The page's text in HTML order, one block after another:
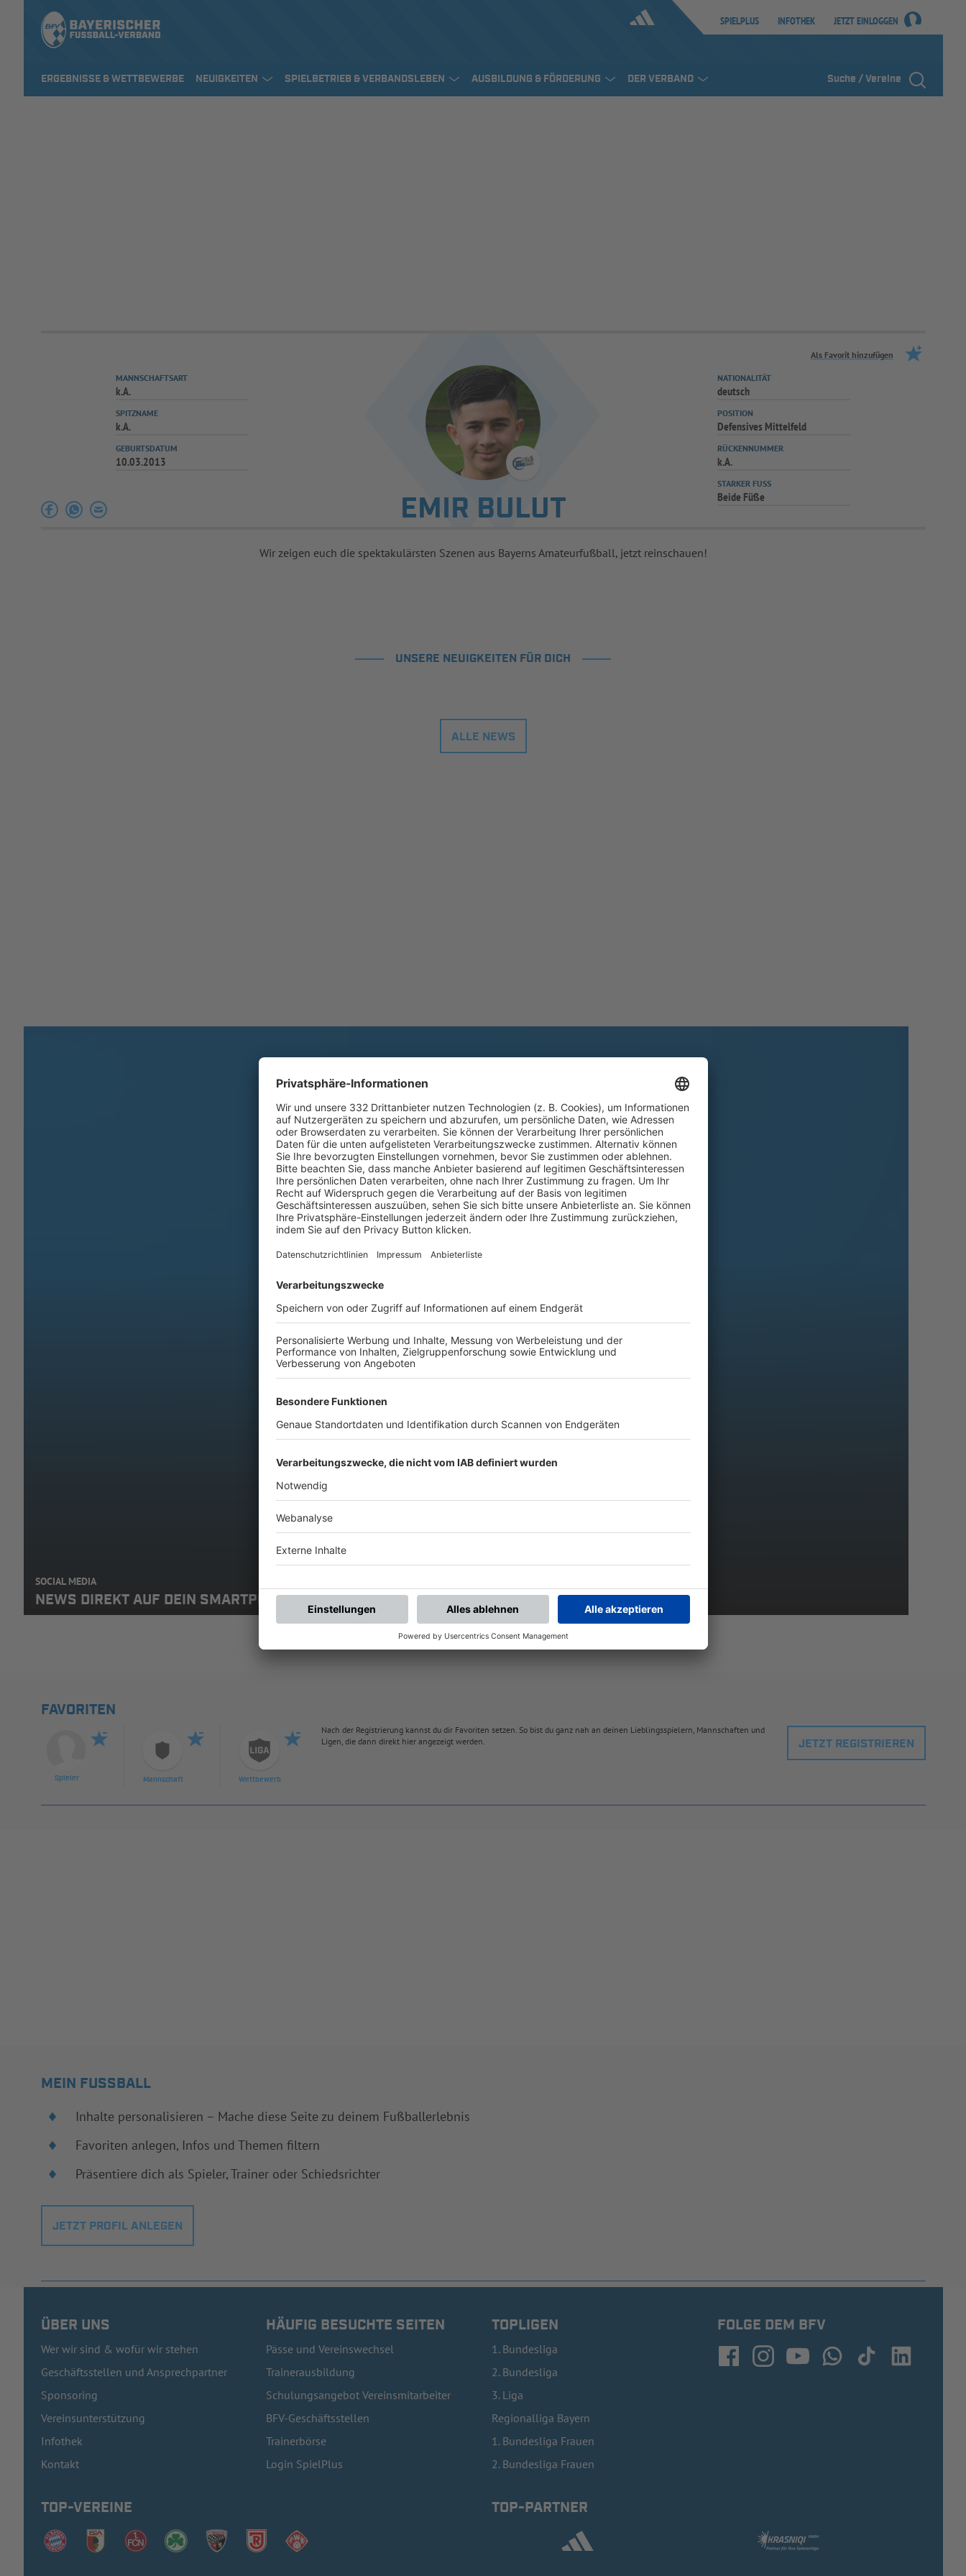
SPIELPLUS INFOTHEK JETZT EINLOGGEN
ERGEBNISSE & WETTBEWERBE NEUIGKEITEN SPIELBETRIEB & VERBANDSLEBEN AUSBILDUNG & FÖRDERUNG DER VERBAND Suche / Vereine
Als Favorit hinzufügen
EMIR BULUT
MANNSCHAFTSART
k.A.
SPITZNAME
k.A.
GEBURTSDATUM
10.03.2013
NATIONALITÄT
deutsch
POSITION
Defensives Mittelfeld
RÜCKENNUMMER
k.A.
STARKER FUSS
Beide Füße
Wir zeigen euch die spektakulärsten Szenen aus Bayerns Amateurfußball, jetzt reinschauen!
UNSERE NEUIGKEITEN FÜR DICH
ALLE NEWS
SOCIAL MEDIA
NEWS DIREKT AUF DEIN SMARTPHONE: ABONNIERE DEN BFV-WHATSAPP-KANAL!
FAVORITEN
Spieler Mannschaft Wettbewerb
Nach der Registrierung kannst du dir Favoriten setzen. So bist du ganz nah an deinen Lieblingsspielern, Mannschaften und
Ligen, die dann direkt hier angezeigt werden.
JETZT REGISTRIEREN
MEIN FUSSBALL
Inhalte personalisieren – Mache diese Seite zu deinem Fußballerlebnis
Favoriten anlegen, Infos und Themen filtern
Präsentiere dich als Spieler, Trainer oder Schiedsrichter
JETZT PROFIL ANLEGEN
ÜBER UNS
Wer wir sind & wofür wir stehen
Geschäftsstellen und Ansprechpartner
Sponsoring
Vereinsunterstützung
Infothek
Kontakt
HÄUFIG BESUCHTE SEITEN
Pässe und Vereinswechsel
Trainerausbildung
Schulungsangebot Vereinsmitarbeiter
BFV-Geschäftsstellen
Trainerbörse
Login SpielPlus
TOPLIGEN
1. Bundesliga
2. Bundesliga
3. Liga
Regionalliga Bayern
1. Bundesliga Frauen
2. Bundesliga Frauen
FOLGE DEM BFV
TOP-VEREINE TOP-PARTNER